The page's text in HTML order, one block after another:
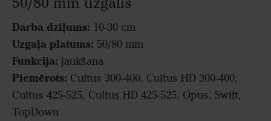
Darba dziļums: 10-30 cm
Uzgaļa platums: 50/80 mm
Funkcija: jaukšana
Piemērots: Cultus 300-400, Cultus HD 300-400,
Cultus 425-525, Cultus HD 425-525, Opus, Swift,
TopDown